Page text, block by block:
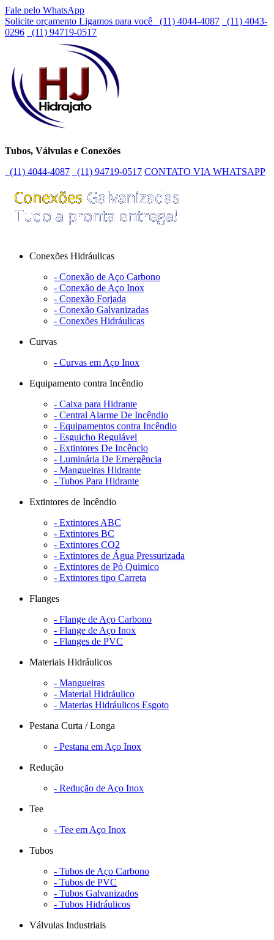
Fale pelo WhatsApp
Solicite orçamento Ligamos para você (11) 4044-4087
(11) 4043-
0296
(11) 94719-0517
Tubos, Válvulas e Conexões
(11) 4044-4087
(11) 94719-0517 CONTATO VIA WHATSAPP
Conexões Hidráulicas
- Conexão de Aço Carbono
- Conexão de Aço Inox
- Conexão Forjada
- Conexão Galvanizadas
- Conexões Hidráulicas
Curvas
- Curvas em Aço Inox
Equipamento contra Incêndio
- Caixa para Hidrante
- Central Alarme De Incêndio
- Equipamentos contra Incêndio
- Esguicho Regulável
- Extintores De Incêncio
- Luminária De Emergência
- Mangueiras Hidrante
- Tubos Para Hidrante
Extintores de Incêndio
- Extintores ABC
- Extintores BC
- Extintores CO2
- Extintores de Água Pressurizada
- Extintores de Pó Quimico
- Extintores tipo Carreta
Flanges
- Flange de Aço Carbono
- Flange de Aço Inox
- Flanges de PVC
Materiais Hidráulicos
- Mangueiras
- Material Hidráulico
- Materias Hidráulicos Esgoto
Pestana Curta / Longa
- Pestana em Aço Inox
Redução
- Redução de Aço Inox
Tee
- Tee em Aço Inox
Tubos
- Tubos de Aço Carbono
- Tubos de PVC
- Tubos Galvanizados
- Tubos Hidráulicos
Válvulas Industriais